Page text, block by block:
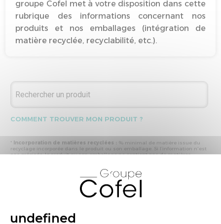
groupe Cofel met à votre disposition dans cette
rubrique des informations concernant nos
produits et nos emballages (intégration de
matière recyclée, recyclabilité, etc.).
COMMENT TROUVER MON PRODUIT ?
* Incorporation de matières recyclées : % minimal de matière issue du
recyclage incorporée dans le produit ou son emballage. Si l’information n'est
pas précisée, le produit ou son emballage ne contient pas de matières
- « produit ou emballage majoritairement recyclable » : la matière recyclée
produite par les processus de recyclage mis en œuvre représente plus de 50
% en masse du déchet collecté
- « produit ou emballage entièrement recyclable » : la matière recyclée
* Primes et pénalités appliquées au produit :
undefined